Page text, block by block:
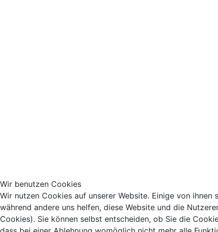
Wir benutzen Cookies
Wir nutzen Cookies auf unserer Website. Einige von
während andere uns helfen, diese Website und die
Cookies). Sie können selbst entscheiden, ob Sie die